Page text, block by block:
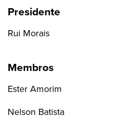
Presidente
Rui Morais
Membros
Ester Amorim
Nelson Batista